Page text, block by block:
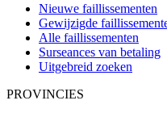
Nieuwe faillissementen
Gewijzigde
Alle faillissementen
Surseances van betaling
Uitgebreid zoeken
PROVINCIES